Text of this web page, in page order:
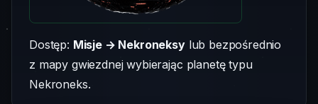
Dostęp: Misje → Nekroneksylub bezpośrednio
z mapy gwiezdnej wybierając planetę typu
Nekroneks.